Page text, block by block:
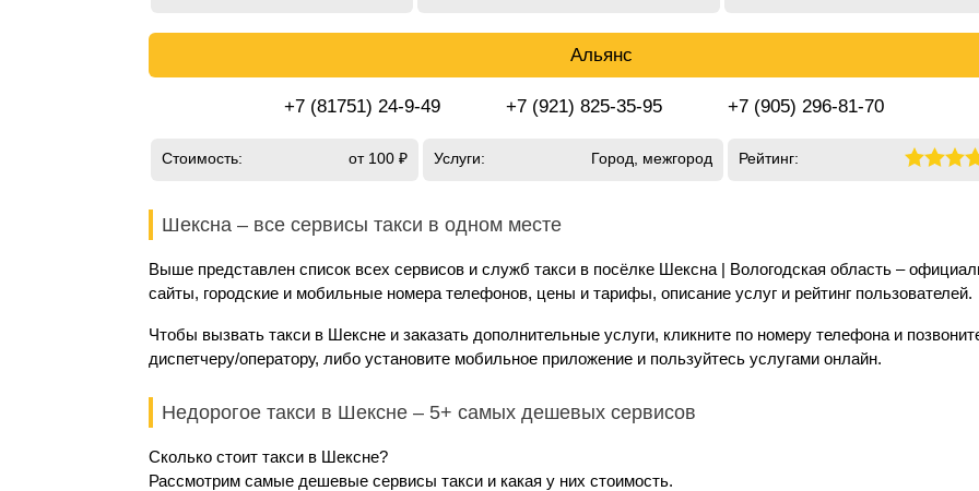
Альянс
+7 (81751) 24-9-49 +7 (921) 825-35-95 +7 (905) 296-81-70
Стоимость: от 100 ₽ Услуги: Город, межгород Рейтинг:
Шексна – все сервисы такси в одном месте
Выше представлен список всех сервисов и служб такси в посёлке Шексна | Вологодская область –
сайты, городские и мобильные номера телефонов, цены и тарифы, описание услуг и рейтинг пользователей.
Чтобы вызвать такси в Шексне и заказать дополнительные услуги, кликните по номеру телефона и
диспетчеру/оператору, либо установите мобильное приложение и пользуйтесь услугами онлайн.
Недорогое такси в Шексне – 5+ самых дешевых сервисов
Сколько стоит такси в Шексне?
Рассмотрим самые дешевые сервисы такси и какая у них стоимость.